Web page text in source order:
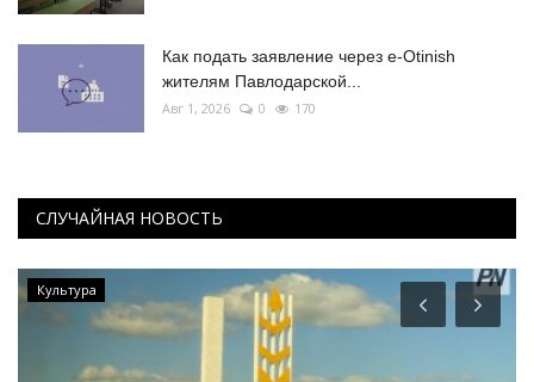
Как подать заявление через e-Otinish
жителям Павлодарской...
Авг 1, 2026 0 170
СЛУЧАЙНАЯ НОВОСТЬ
Развитие